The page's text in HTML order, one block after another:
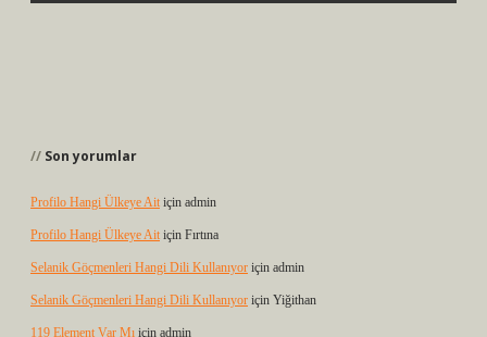
Son yorumlar
Profilo Hangi Ülkeye Ait için admin
Profilo Hangi Ülkeye Ait için Fırtına
Selanik Göçmenleri Hangi Dili Kullanıyor için admin
Selanik Göçmenleri Hangi Dili Kullanıyor için Yiğithan
119 Element Var Mı için admin